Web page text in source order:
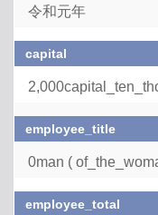
令和元年
capital
employee_title
0man (
employee_total